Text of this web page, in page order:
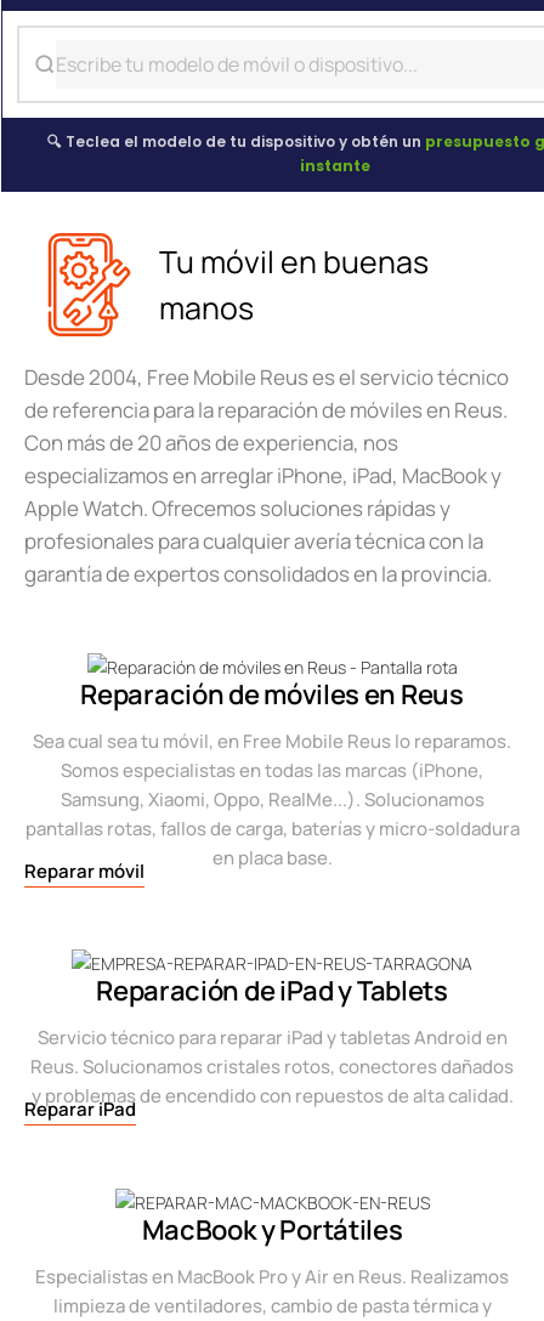
🔍 Teclea el modelo de tu dispositivo y obtén un presupuesto
instante
Tu móvil en buenas
manos
Desde 2004, Free Mobile Reus es el servicio técnico
de referencia para la reparación de móviles en Reus.
Con más de 20 años de experiencia, nos
especializamos en arreglar iPhone, iPad, MacBook y
Apple Watch. Ofrecemos soluciones rápidas y
profesionales para cualquier avería técnica con la
garantía de expertos consolidados en la provincia.
Reparación de móviles en Reus
Sea cual sea tu móvil, en Free Mobile Reus lo reparamos.
Somos especialistas en todas las marcas (iPhone,
Samsung, Xiaomi, Oppo, RealMe...). Solucionamos
pantallas rotas, fallos de carga, baterías y micro-soldadura
en placa base.
Reparar móvil
Reparación de iPad y Tablets
Servicio técnico para reparar iPad y tabletas Android en
Reus. Solucionamos cristales rotos, conectores dañados
y problemas de encendido con repuestos de alta calidad.
Reparar iPad
MacBook y Portátiles
Especialistas en MacBook Pro y Air en Reus. Realizamos
limpieza de ventiladores, cambio de pasta térmica y